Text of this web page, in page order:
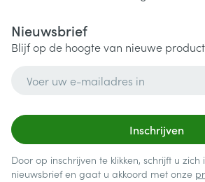
Nieuwsbrief
Blijf op de hoogte van nieuwe
Inschrijven
Door op inschrijven te klikken, schrijft u zich
nieuwsbrief en gaat u akkoord met onze